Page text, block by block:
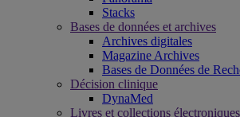
Stacks
Bases de données et archives
Archives digitales
Magazine Archives
Bases de Données de
Décision clinique
DynaMed
Livres et collections électroniques